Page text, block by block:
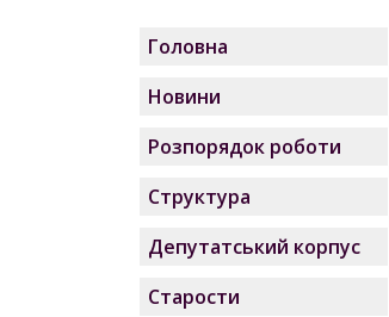
Головна
Новини
Розпорядок роботи
Структура
Депутатський корпус
Старости